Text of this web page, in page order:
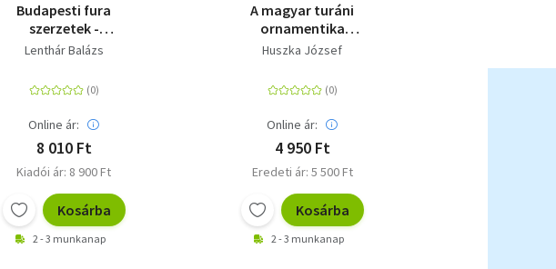
Budapesti fura
szerzetek -
Versfaragók,
kalandorok és
kóklerek a 19-20.
századból
Lenthár Balázs
Online ár:
8 010 Ft
Kiadói ár: 8 900 Ft
Kosárba
2 - 3 munkanap
A magyar turáni
ornamentika
története
Huszka József
Online ár:
4 950 Ft
Eredeti ár: 5 500 Ft
Kosárba
2 - 3 munkanap